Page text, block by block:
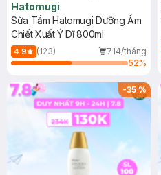
Hatomugi
Sữa Tắm Hatomugi Dưỡng Ẩm
Chiết Xuất Ý Dĩ 800ml
4.9 (123)
714/tháng
52%
-35%